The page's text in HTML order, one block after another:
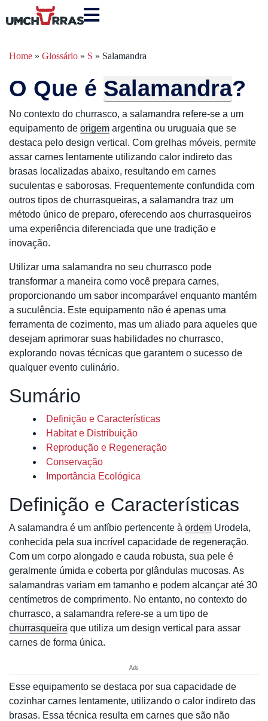
Home » Glossário » S » Salamandra
O Que é Salamandra?
No contexto do churrasco, a salamandra refere-se a um
equipamento de origem argentina ou uruguaia que se
destaca pelo design vertical. Com grelhas móveis, permite
assar carnes lentamente utilizando calor indireto das
brasas localizadas abaixo, resultando em carnes
suculentas e saborosas. Frequentemente confundida com
outros tipos de churrasqueiras, a salamandra traz um
método único de preparo, oferecendo aos churrasqueiros
uma experiência diferenciada que une tradição e
inovação.
Utilizar uma salamandra no seu churrasco pode
transformar a maneira como você prepara carnes,
proporcionando um sabor incomparável enquanto mantém
a suculência. Este equipamento não é apenas uma
ferramenta de cozimento, mas um aliado para aqueles que
desejam aprimorar suas habilidades no churrasco,
explorando novas técnicas que garantem o sucesso de
qualquer evento culinário.
Sumário
Definição e Características
Habitat e Distribuição
Reprodução e Regeneração
Conservação
Importância Ecológica
Definição e Características
A salamandra é um anfíbio pertencente à ordem Urodela,
conhecida pela sua incrível capacidade de regeneração.
Com um corpo alongado e cauda robusta, sua pele é
geralmente úmida e coberta por glândulas mucosas. As
salamandras variam em tamanho e podem alcançar até 30
centímetros de comprimento. No entanto, no contexto do
churrasco, a salamandra refere-se a um tipo de
churrasqueira que utiliza um design vertical para assar
carnes de forma única.
Ads
Esse equipamento se destaca por sua capacidade de
cozinhar carnes lentamente, utilizando o calor indireto das
brasas. Essa técnica resulta em carnes que são não